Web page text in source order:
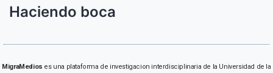
Haciendo boca
MigraMedios es una plataforma de investigacion interdisciplinaria de la Universidad de la